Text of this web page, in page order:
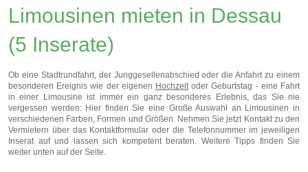
Limousinen mieten in Dessau
(5 Inserate)
Ob eine Stadtrundfahrt, der Junggesellenabschied oder die Anfahrt zu einem
besonderen Ereignis wie der eigenen Hochzeitoder Geburtstag - eine Fahrt
in einer Limousine ist immer ein ganz besonderes Erlebnis, das Sie nie
vergessen werden: Hier finden Sie eine Große Auswahl an Limousinen in
verschiedenen Farben, Formen und Größen. Nehmen Sie jetzt Kontakt zu den
Vermietern über das Kontaktformular oder die Telefonnummer im jeweiligen
Inserat auf und lassen sich kompetent beraten. Weitere Tipps finden Sie
weiter unten auf der Seite.